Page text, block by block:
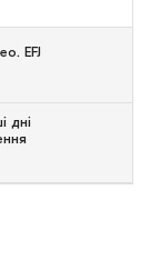
EFJ
дні